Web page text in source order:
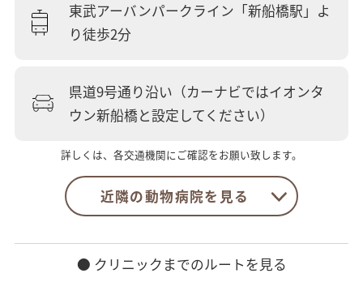
東武アーバンパークライン「新船橋駅」よ
り徒歩2分
県道9号通り沿い（カーナビではイオンタ
ウン新船橋と設定してください）
詳しくは、各交通機関にご確認をお願い致します。
近隣の動物病院を見る
● クリニックまでのルートを見る